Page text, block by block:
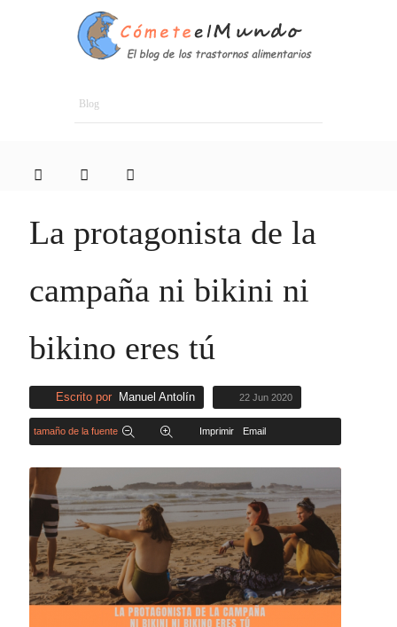
Blog
La protagonista de la
campaña ni bikini ni
bikino eres tú
Escrito por Manuel Antolín 22 Jun 2020
tamaño de la fuente Imprimir Email